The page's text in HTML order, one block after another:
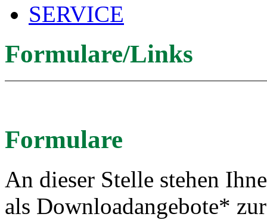
SERVICE
Formulare/Links
Formulare
An dieser Stelle stehen
als Downloadangebote*